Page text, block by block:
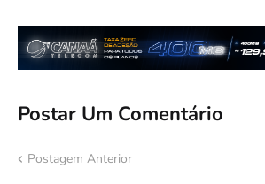
Postar Um Comentário
Postagem Anterior